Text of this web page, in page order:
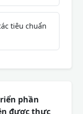
tiêu chuẩn
phần
được thực